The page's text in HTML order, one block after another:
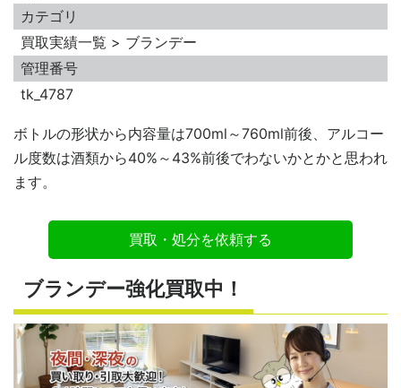
カテゴリ
買取実績一覧 > ブランデー
管理番号
tk_4787
ボトルの形状から内容量は700ml～760ml前後、アルコー
ル度数は酒類から40%～43%前後でわないかとかと思われ
ます。
買取・処分を依頼する
ブランデー強化買取中！